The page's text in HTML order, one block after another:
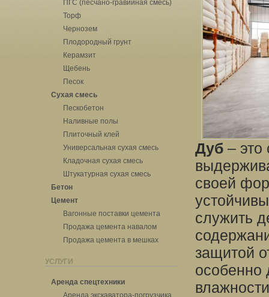
ПГС (песчано-гравийная смесь)
Торф
Чернозем
Плодородный грунт
Керамзит
Щебень
Песок
Сухая смесь
Пескобетон
Наливные полы
Плиточный клей
Универсальная сухая смесь
Кладочная сухая смесь
Штукатурная сухая смесь
Бетон
Цемент
Вагонные поставки цемента
Продажа цемента навалом
Продажа цемента в мешках
УСЛУГИ
Аренда спецтехники
Аренда экскаватора-погрузчика
Дуб – это
своей
служить
защитой
особенно